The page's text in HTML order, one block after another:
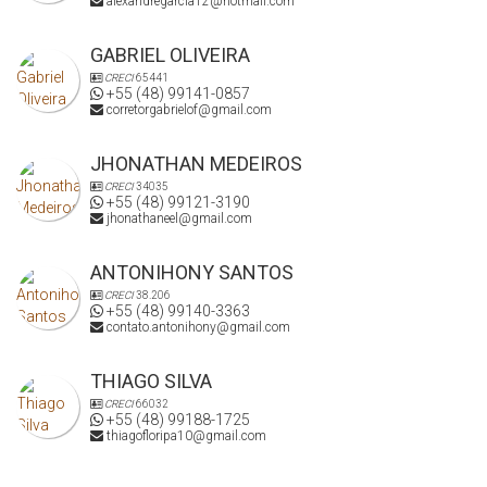
Agende sua visita e venha conhecer de perto esse imóvel
GABRIEL OLIVEIRA
CRECI65441
+55 (48) 99141-0857
corretorgabrielof@gmail.com
JHONATHAN MEDEIROS
CRECI34035
+55 (48) 99121-3190
jhonathaneel@gmail.com
ANTONIHONY SANTOS
CRECI38.206
+55 (48) 99140-3363
contato.antonihony@gmail.com
THIAGO SILVA
CRECI66032
+55 (48) 99188-1725
thiagofloripa10@gmail.com